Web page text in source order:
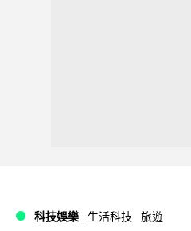
科技娛樂 生活科技 旅遊